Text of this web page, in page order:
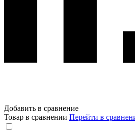
Добавить в сравнение
Товар в сравнении Перейти в